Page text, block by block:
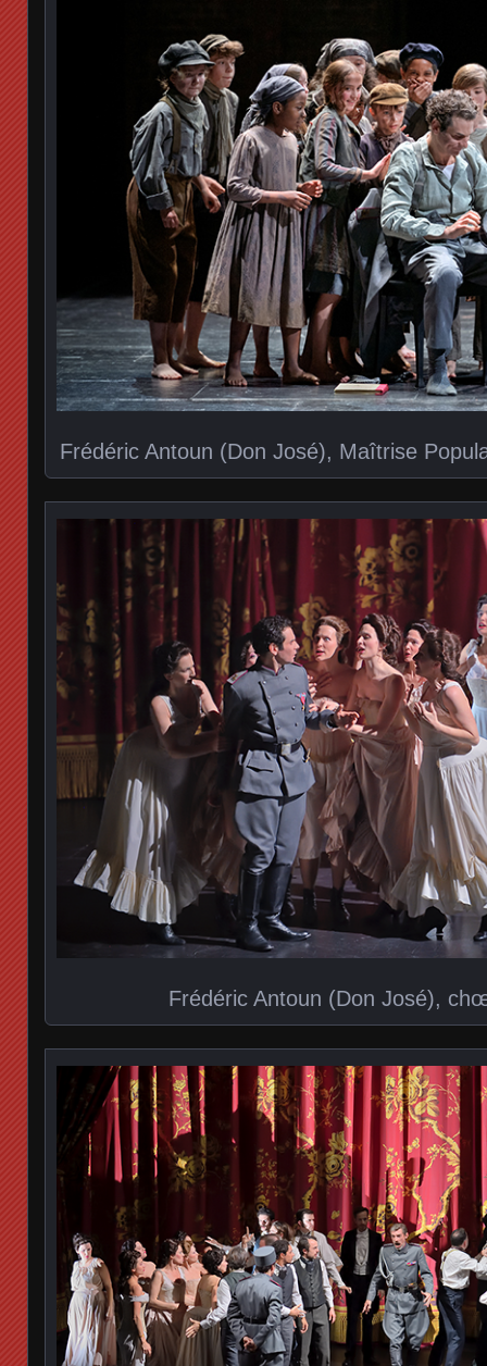
Frédéric Antoun (Don José), Maîtrise
Frédéric Antoun (Don José),